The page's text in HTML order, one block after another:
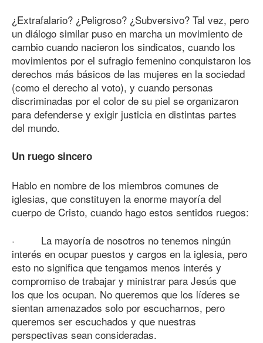
¿Extrafalario? ¿Peligroso? ¿Subversivo? Tal vez, pero
un diálogo similar puso en marcha un movimiento de
cambio cuando nacieron los sindicatos, cuando los
movimientos por el sufragio femenino conquistaron los
derechos más básicos de las mujeres en la sociedad
(como el derecho al voto), y cuando personas
discriminadas por el color de su piel se organizaron
para defenderse y exigir justicia en distintas partes
del mundo.
Un ruego sincero
Hablo en nombre de los miembros comunes de
iglesias, que constituyen la enorme mayoría del
cuerpo de Cristo, cuando hago estos sentidos ruegos:
· La mayoría de nosotros no tenemos ningún
interés en ocupar puestos y cargos en la iglesia, pero
esto no significa que tengamos menos interés y
compromiso de trabajar y ministrar para Jesús que
los que los ocupan. No queremos que los líderes se
sientan amenazados solo por escucharnos, pero
queremos ser escuchados y que nuestras
perspectivas sean consideradas.